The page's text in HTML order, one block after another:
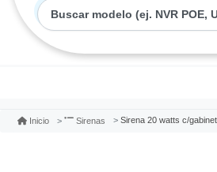
Inicio Sirenas Sirena 20 watts c/gabinete